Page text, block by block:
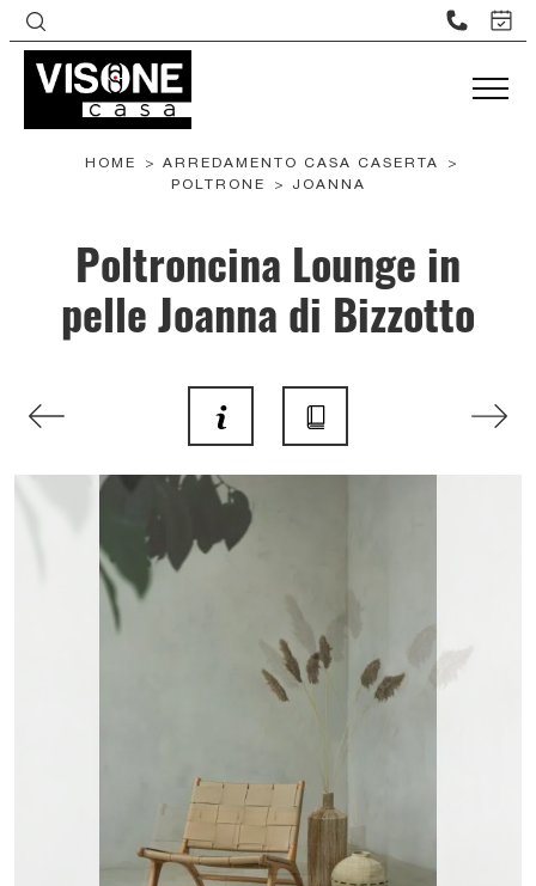
HOME > ARREDAMENTO CASA CASERTA
>
POLTRONE
> JOANNA
Poltroncina Lounge in
pelle Joanna di Bizzotto